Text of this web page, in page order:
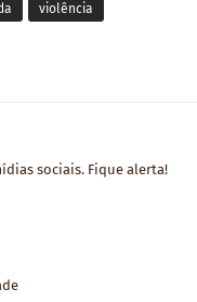
violência
sociais. Fique alerta!